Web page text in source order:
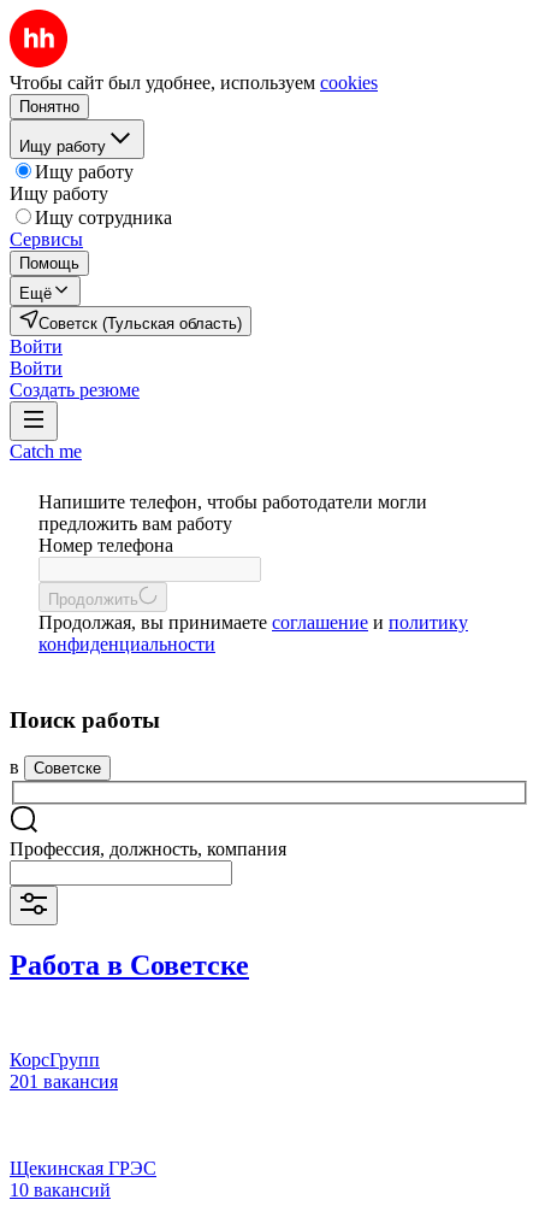
Чтобы сайт был удобнее, используем cookies
Понятно
Ищу работу
Ищу работу
Ищу работу
Ищу сотрудника
Сервисы
Помощь
Ещё
Советск (Тульская область)
Войти
Войти
Создать резюме
Catch me
Напишите телефон, чтобы работодатели могли
предложить вам работу
Номер телефона
Продолжить
Продолжая, вы принимаете соглашение и политику
конфиденциальности
Поиск работы
в Советске
Профессия, должность, компания
Работа в Советске
КорсГрупп
201 вакансия
Щекинская ГРЭС
10 вакансий